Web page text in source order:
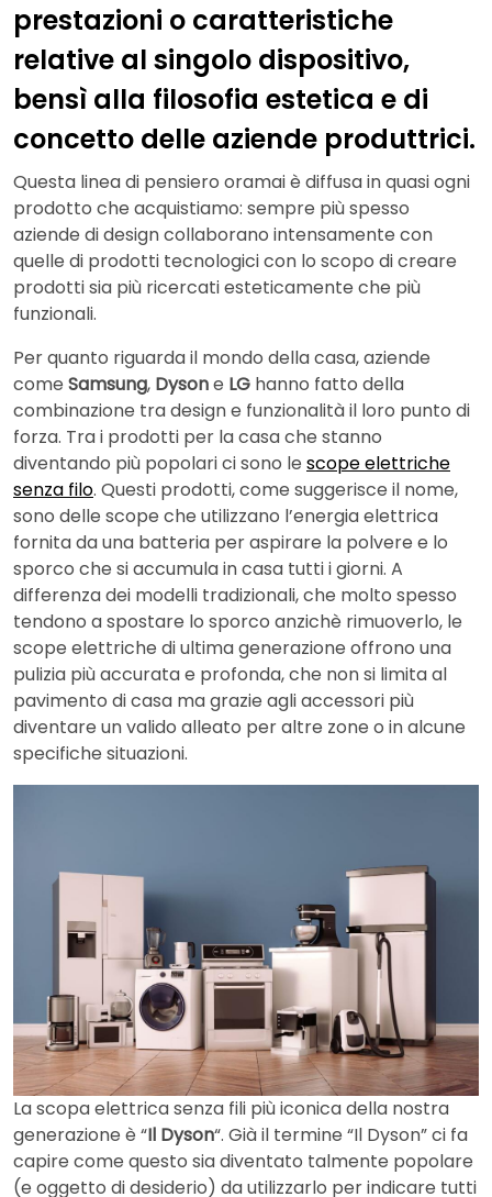
prestazioni o caratteristiche
relative al singolo dispositivo,
bensì alla filosofia estetica e di
concetto delle aziende produttrici.
Questa linea di pensiero oramai è diffusa in quasi ogni
prodotto che acquistiamo: sempre più spesso
aziende di design collaborano intensamente con
quelle di prodotti tecnologici con lo scopo di creare
prodotti sia più ricercati esteticamente che più
funzionali.
Per quanto riguarda il mondo della casa, aziende
come Samsung, Dysone LG hanno fatto della
combinazione tra design e funzionalità il loro punto di
forza. Tra i prodotti per la casa che stanno
diventando più popolari ci sono le scope elettriche
senza filo. Questi prodotti, come suggerisce il nome,
sono delle scope che utilizzano l’energia elettrica
fornita da una batteria per aspirare la polvere e lo
sporco che si accumula in casa tutti i giorni. A
differenza dei modelli tradizionali, che molto spesso
tendono a spostare lo sporco anzichè rimuoverlo, le
scope elettriche di ultima generazione offrono una
pulizia più accurata e profonda, che non si limita al
pavimento di casa ma grazie agli accessori più
diventare un valido alleato per altre zone o in alcune
specifiche situazioni.
La scopa elettrica senza fili più iconica della nostra
generazione è “Il Dyson“. Già il termine “Il Dyson” ci fa
capire come questo sia diventato talmente popolare
(e oggetto di desiderio) da utilizzarlo per indicare tutti